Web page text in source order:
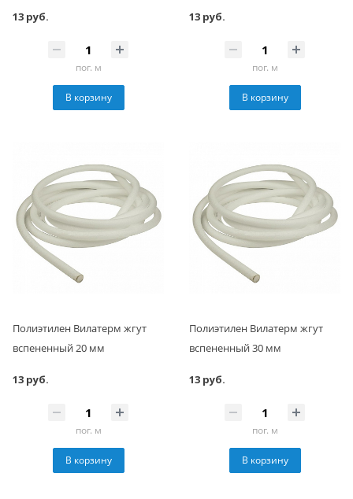
13 руб.
пог. м
В корзину
13 руб.
пог. м
В корзину
Полиэтилен Вилатерм жгут
вспененный 20 мм
13 руб.
пог. м
В корзину
Полиэтилен Вилатерм жгут
вспененный 30 мм
13 руб.
пог. м
В корзину